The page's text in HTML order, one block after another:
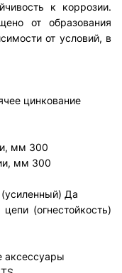
к коррозии.
от образования
от условий, в
цинкование
мм 300
мм 300
Да
(огнестойкость)
аксессуары